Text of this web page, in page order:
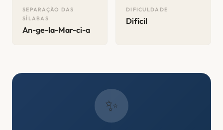
SEPARAÇÃO DAS
SÍLABAS
An-ge-la-Mar-ci-a
DIFICULDADE
Difícil
✨